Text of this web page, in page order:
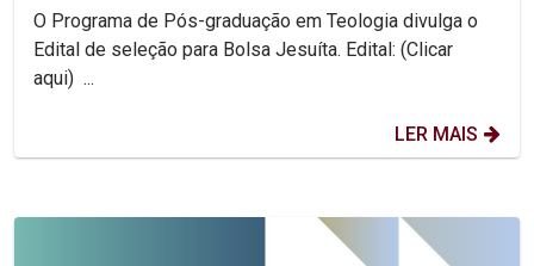
O Programa de Pós-graduação em Teologia divulga o
Edital de seleção para Bolsa Jesuíta. Edital: (Clicar
aqui) ...
LER MAIS